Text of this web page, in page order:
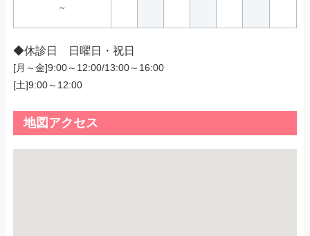
～
◆休診日 日曜日・祝日
[月～金]9:00～12:00/13:00～16:00
[土]9:00～12:00
地図アクセス